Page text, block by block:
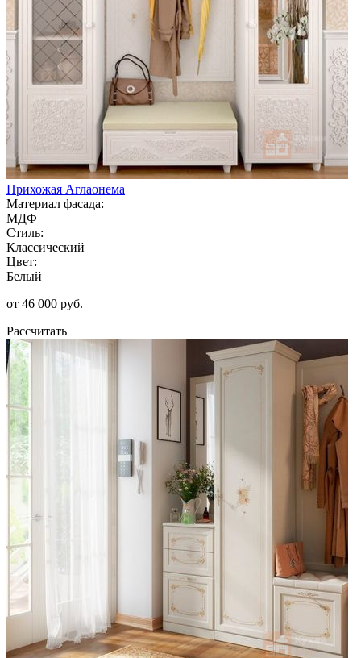
Прихожая Аглаонема
Материал фасада:
МДФ
Стиль:
Классический
Цвет:
Белый
от 46 000 руб.
Рассчитать